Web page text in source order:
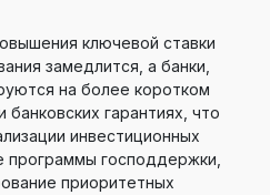
ключевой ставки
замедлится, а банки,
на более коротком
гарантиях, что
инвестиционных
господдержки,
приоритетных